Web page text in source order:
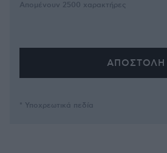
Απομένουν 2500 χαρακτήρες
* Υποχρεωτικά πεδία